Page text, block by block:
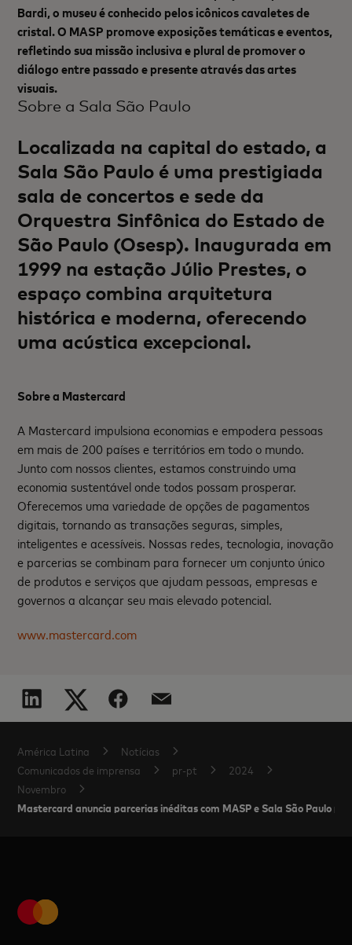
Bardi, o museu é conhecido pelos icônicos cavaletes de
cristal. O MASP promove exposições temáticas e eventos,
refletindo sua missão inclusiva e plural de promover o
diálogo entre passado e presente através das artes
visuais.
Sobre a Sala São Paulo
Localizada na capital do estado, a
Sala São Paulo é uma prestigiada
sala de concertos e sede da
Orquestra Sinfônica do Estado de
São Paulo (Osesp). Inaugurada em
1999 na estação Júlio Prestes, o
espaço combina arquitetura
histórica e moderna, oferecendo
uma acústica excepcional.
Sobre a Mastercard
A Mastercard impulsiona economias e empodera pessoas
em mais de 200 países e territórios em todo o mundo.
Junto com nossos clientes, estamos construindo uma
economia sustentável onde todos possam prosperar.
Oferecemos uma variedade de opções de pagamentos
digitais, tornando as transações seguras, simples,
inteligentes e acessíveis. Nossas redes, tecnologia, inovação
e parcerias se combinam para fornecer um conjunto único
de produtos e serviços que ajudam pessoas, empresas e
governos a alcançar seu mais elevado potencial.
www.mastercard.com
América Latina
Notícias
Comunicados de imprensa
pr-pt
2024
Novembro
Mastercard anuncia parcerias inéditas com MASP e Sala São Paulo